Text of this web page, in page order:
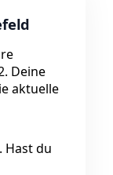
Deine
aktuelle
Hast du